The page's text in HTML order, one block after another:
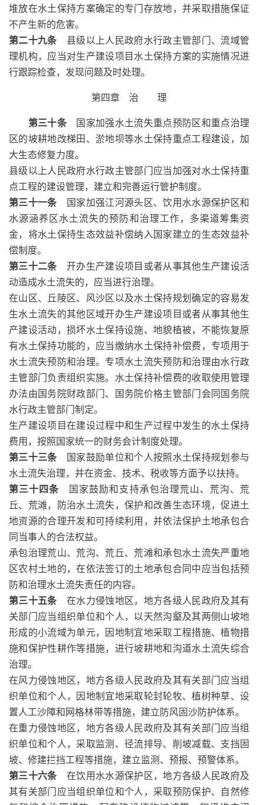
堆放在水土保持方案确定的专门存放地，并采取措施保证
不产生新的危害。
第二十九条 县级以上人民政府水行政主管部门、流域管
理机构，应当对生产建设项目水土保持方案的实施情况进
行跟踪检查，发现问题及时处理。
第四章 治 理
第三十条 国家加强水土流失重点预防区和重点治理
区的坡耕地改梯田、淤地坝等水土保持重点工程建设，加
大生态修复力度。
县级以上人民政府水行政主管部门应当加强对水土保持重
点工程的建设管理，建立和完善运行管护制度。
第三十一条 国家加强江河源头区、饮用水水源保护区和
水源涵养区水土流失的预防和治理工作，多渠道筹集资
金，将水土保持生态效益补偿纳入国家建立的生态效益补
偿制度。
第三十二条 开办生产建设项目或者从事其他生产建设活
动造成水土流失的，应当进行治理。
在山区、丘陵区、风沙区以及水土保持规划确定的容易发
生水土流失的其他区域开办生产建设项目或者从事其他生
产建设活动，损坏水土保持设施、地貌植被，不能恢复原
有水土保持功能的，应当缴纳水土保持补偿费，专项用于
水土流失预防和治理。专项水土流失预防和治理由水行政
主管部门负责组织实施。水土保持补偿费的收取使用管理
办法由国务院财政部门、国务院价格主管部门会同国务院
水行政主管部门制定。
生产建设项目在建设过程中和生产过程中发生的水土保持
费用，按照国家统一的财务会计制度处理。
第三十三条 国家鼓励单位和个人按照水土保持规划参与
水土流失治理，并在资金、技术、税收等方面予以扶持。
第三十四条 国家鼓励和支持承包治理荒山、荒沟、荒
丘、荒滩，防治水土流失，保护和改善生态环境，促进土
地资源的合理开发和可持续利用，并依法保护土地承包合
同当事人的合法权益。
承包治理荒山、荒沟、荒丘、荒滩和承包水土流失严重地
区农村土地的，在依法签订的土地承包合同中应当包括预
防和治理水土流失责任的内容。
第三十五条 在水力侵蚀地区，地方各级人民政府及其有
关部门应当组织单位和个人，以天然沟壑及其两侧山坡地
形成的小流域为单元，因地制宜地采取工程措施、植物措
施和保护性耕作等措施，进行坡耕地和沟道水土流失综合
治理。
在风力侵蚀地区，地方各级人民政府及其有关部门应当组
织单位和个人，因地制宜地采取轮封轮牧、植树种草、设
置人工沙障和网格林带等措施，建立防风固沙防护体系。
在重力侵蚀地区，地方各级人民政府及其有关部门应当组
织单位和个人，采取监测、径流排导、削坡减载、支挡固
坡、修建拦挡工程等措施，建立监测、预报、预警体系。
第三十六条 在饮用水水源保护区，地方各级人民政府及
其有关部门应当组织单位和个人，采取预防保护、自然修